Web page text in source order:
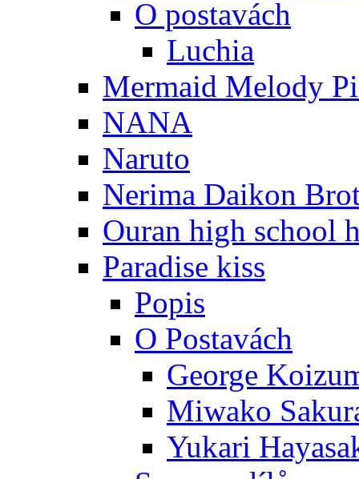
O postavách
Luchia
Mermaid Melody
NANA
Naruto
Nerima Daikon
Ouran high school
Paradise kiss
Popis
O Postavách
George
Miwako
Yukari